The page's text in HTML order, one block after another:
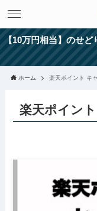
【10万円相当】のせど
ホーム 楽天ポイント キ
楽天ポイン